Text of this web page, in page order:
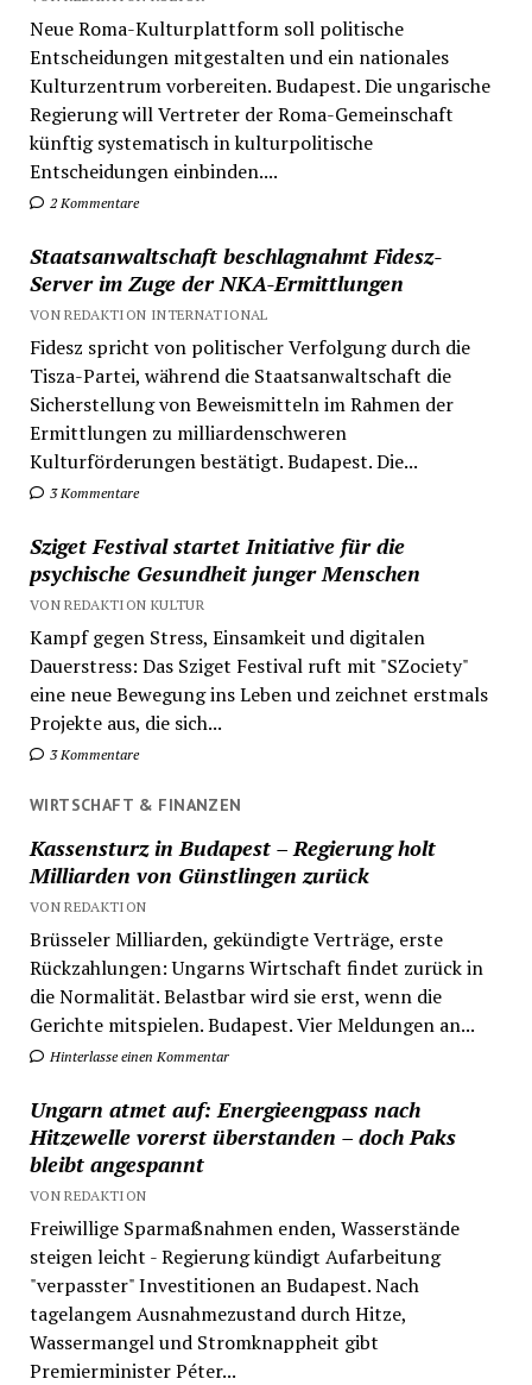
Neue Roma-Kulturplattform soll politische
Entscheidungen mitgestalten und ein nationales
Kulturzentrum vorbereiten. Budapest. Die ungarische
Regierung will Vertreter der Roma-Gemeinschaft
künftig systematisch in kulturpolitische
Entscheidungen einbinden....
2 Kommentare
Staatsanwaltschaft beschlagnahmt Fidesz-
Server im Zuge der NKA-Ermittlungen
VON REDAKTION INTERNATIONAL
Fidesz spricht von politischer Verfolgung durch die
Tisza-Partei, während die Staatsanwaltschaft die
Sicherstellung von Beweismitteln im Rahmen der
Ermittlungen zu milliardenschweren
Kulturförderungen bestätigt. Budapest. Die...
3 Kommentare
Sziget Festival startet Initiative für die
psychische Gesundheit junger Menschen
VON REDAKTION KULTUR
Kampf gegen Stress, Einsamkeit und digitalen
Dauerstress: Das Sziget Festival ruft mit "SZociety"
eine neue Bewegung ins Leben und zeichnet erstmals
Projekte aus, die sich...
3 Kommentare
WIRTSCHAFT & FINANZEN
Kassensturz in Budapest – Regierung holt
Milliarden von Günstlingen zurück
VON REDAKTION
Brüsseler Milliarden, gekündigte Verträge, erste
Rückzahlungen: Ungarns Wirtschaft findet zurück in
die Normalität. Belastbar wird sie erst, wenn die
Gerichte mitspielen. Budapest. Vier Meldungen an...
Hinterlasse einen Kommentar
Ungarn atmet auf: Energieengpass nach
Hitzewelle vorerst überstanden – doch Paks
bleibt angespannt
VON REDAKTION
Freiwillige Sparmaßnahmen enden, Wasserstände
steigen leicht - Regierung kündigt Aufarbeitung
"verpasster" Investitionen an Budapest. Nach
tagelangem Ausnahmezustand durch Hitze,
Wassermangel und Stromknappheit gibt
Premierminister Péter...